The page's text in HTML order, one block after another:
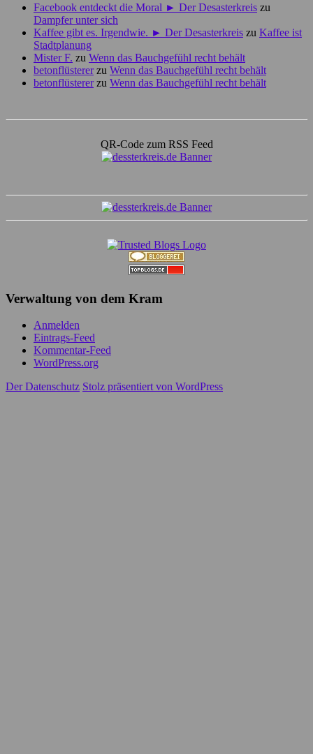
Facebook entdeckt die Moral ► Der Desasterkreis zu
Dampfer unter sich
Kaffee gibt es. Irgendwie. ► Der Desasterkreis zu Kaffee ist
Stadtplanung
Mister F. zu Wenn das Bauchgefühl recht behält
betonflüstererzu Wenn das Bauchgefühl recht behält
betonflüstererzu Wenn das Bauchgefühl recht behält
QR-Code zum RSS Feed
Verwaltung von dem Kram
Anmelden
Eintrags-Feed
Kommentar-Feed
WordPress.org
Der Datenschutz Stolz präsentiert von WordPress